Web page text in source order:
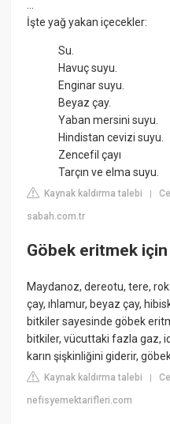
İşte yağ yakan içecekler:
Su.
Havuç suyu.
Enginar suyu.
Beyaz çay.
Yaban mersini suyu.
Hindistan cevizi suyu.
Zencefil çayı
Tarçın ve elma suyu.
Kaynak kaldırma talebi |
sabah.com.tr
Göbek eritmek için
Maydanoz, dereotu, tere,
çay, ıhlamur, beyaz çay,
bitkiler sayesinde göbek
bitkiler, vücuttaki fazla gaz,
karın şişkinliğini giderir,
Kaynak kaldırma talebi |
nefisyemektarifleri.com